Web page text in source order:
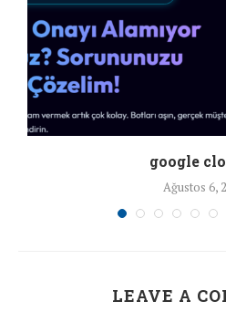
google
Ağustos 6,
LEAVE A